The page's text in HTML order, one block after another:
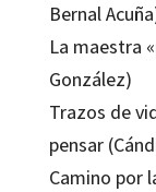
Bernal
La maestra
González)
Trazos de
pensar
Camino por